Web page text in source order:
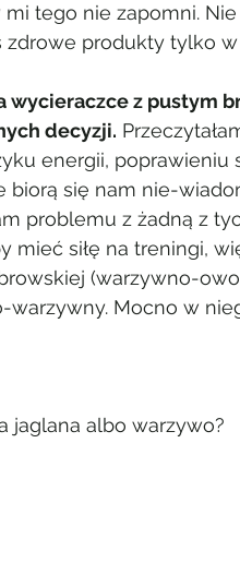
mi tego nie zapomni.
zdrowe produkty tylko
wycieraczce z pustym
decyzji.
energii, poprawieniu
się nam nie-
problemu z żadną z
mieć siłę na treningi,
(warzywno-
Mocno w
jaglana albo warzywo?